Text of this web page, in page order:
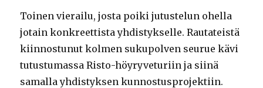
Toinen vierailu, josta poiki jutustelun ohella
jotain konkreettista yhdistykselle. Rautateistä
kiinnostunut kolmen sukupolven seurue kävi
tutustumassa Risto-höyryveturiin ja siinä
samalla yhdistyksen kunnostusprojektiin.